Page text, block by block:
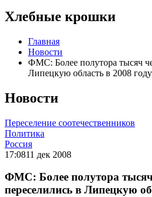
Хлебные крошки
Главная
Новости
ФМС: Более полутора тысяч
Липецкую область в 2008 году
Новости
Переселение соотечественников
Политика
Россия
17:0811 дек 2008
ФМС: Более полутора
переселились в Липецкую